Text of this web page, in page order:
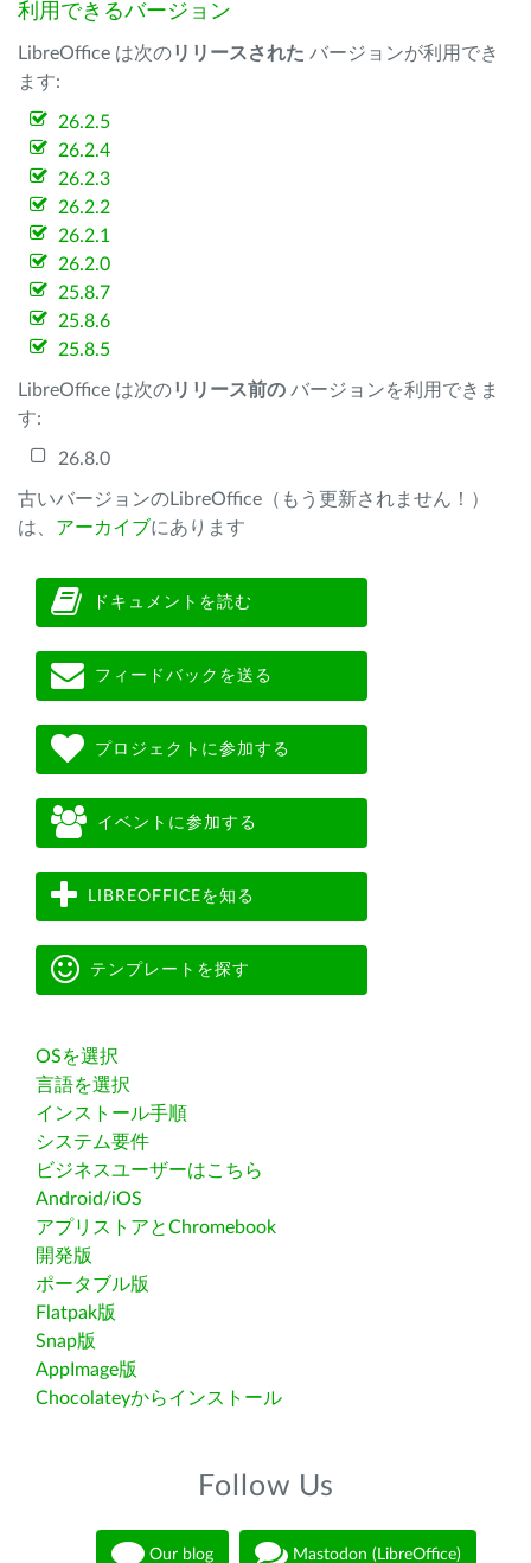
利用できるバージョン
LibreOffice は次のリリースされた バージョンが利用でき
ます:
26.2.5
26.2.4
26.2.3
26.2.2
26.2.1
26.2.0
25.8.7
25.8.6
25.8.5
LibreOffice は次のリリース前の バージョンを利用できま
す:
26.8.0
古いバージョンのLibreOffice（もう更新されません！）
は、 アーカイブにあります
ドキュメントを読む
フィードバックを送る
プロジェクトに参加する
イベントに参加する
LIBREOFFICEを知る
テンプレートを探す
OSを選択
言語を選択
インストール手順
システム要件
ビジネスユーザーはこちら
Android/iOS
アプリストアとChromebook
開発版
ポータブル版
Flatpak版
Snap版
AppImage版
Chocolateyからインストール
Follow Us
Our blog Mastodon (LibreOffice)